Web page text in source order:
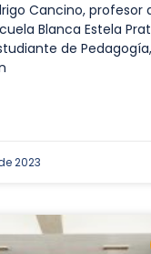
Cancino, profesor
Blanca Estela
de
2023